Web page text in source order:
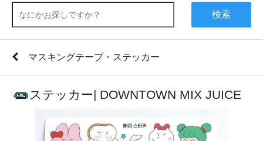
検索
マスキングテープ・ステッカー
ステッカー| DOWNTOWN MIX JUICE